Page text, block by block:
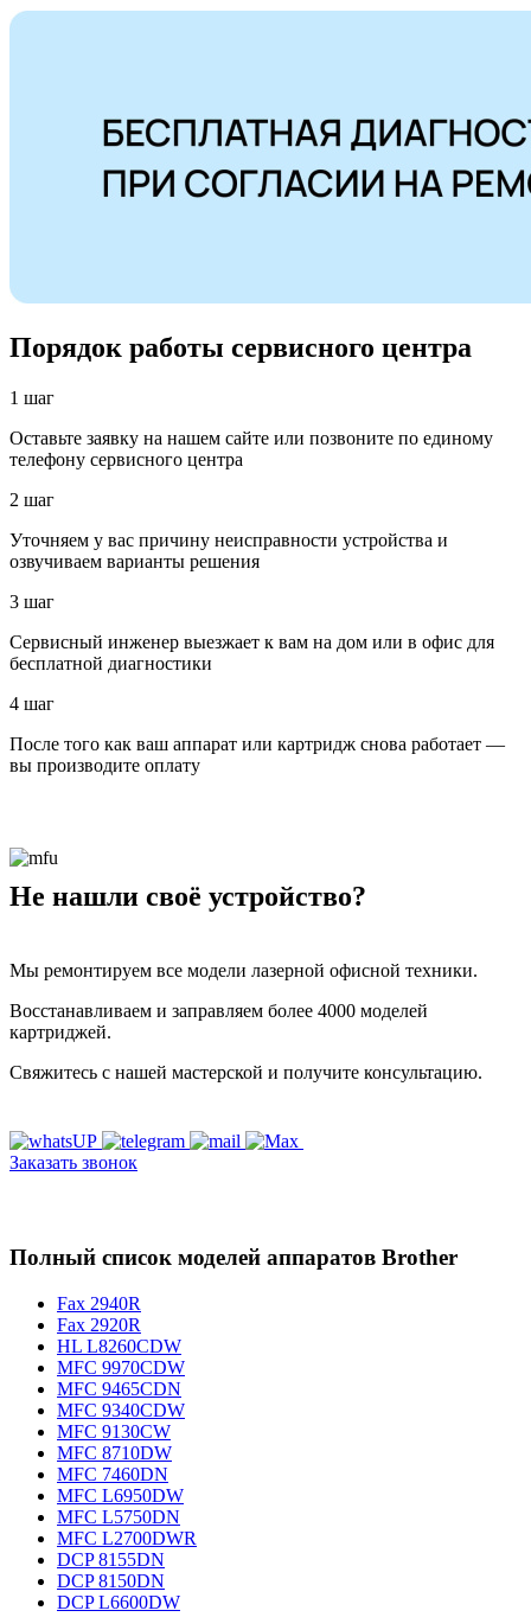
Порядок работы сервисного центра
1 шаг
Оставьте заявку на нашем сайте или позвоните по единому
телефону сервисного центра
2 шаг
Уточняем у вас причину неисправности устройства и
озвучиваем варианты решения
3 шаг
Сервисный инженер выезжает к вам на дом или в офис для
бесплатной диагностики
4 шаг
После того как ваш аппарат или картридж снова работает —
вы производите оплату
Не нашли своё устройство?
Мы ремонтируем все модели лазерной офисной техники.
Восстанавливаем и заправляем более 4000 моделей
картриджей.
Свяжитесь с нашей мастерской и получите консультацию.
Заказать звонок
Полный список моделей аппаратов Brother
Fax 2940R
Fax 2920R
HL L8260CDW
MFC 9970CDW
MFC 9465CDN
MFC 9340CDW
MFC 9130CW
MFC 8710DW
MFC 7460DN
MFC L6950DW
MFC L5750DN
MFC L2700DWR
DCP 8155DN
DCP 8150DN
DCP L6600DW